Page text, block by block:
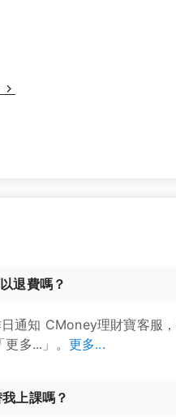
退費嗎？
通知 CMoney理財寶客服
多...」。 更多...
上課嗎？